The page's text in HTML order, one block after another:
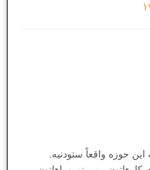
حوزه واقعاً ستودنیه.